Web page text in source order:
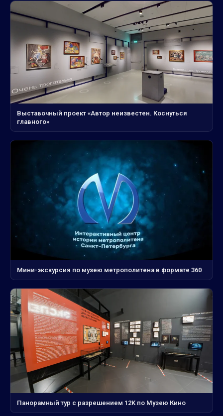
Выставочный проект «Автор неизвестен. Коснуться
главного»
Мини-экскурсия по музею метрополитена в формате 360
Панорамный тур с разрешением 12K по Музею Кино